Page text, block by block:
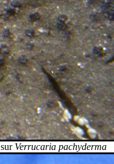
surVerrucaria pachyderma